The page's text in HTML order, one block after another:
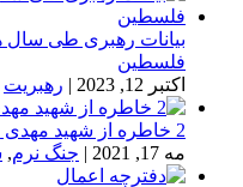
بیانات رهبری طی سال
فلسطین
اکتبر 12, 2023
| رهبریت
2 خاطره از شهید مهدی زین الدین
مه 17, 2021
| جنگ نرم,